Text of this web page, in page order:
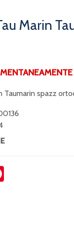
Marin
Taumarin spazz
Pinterest